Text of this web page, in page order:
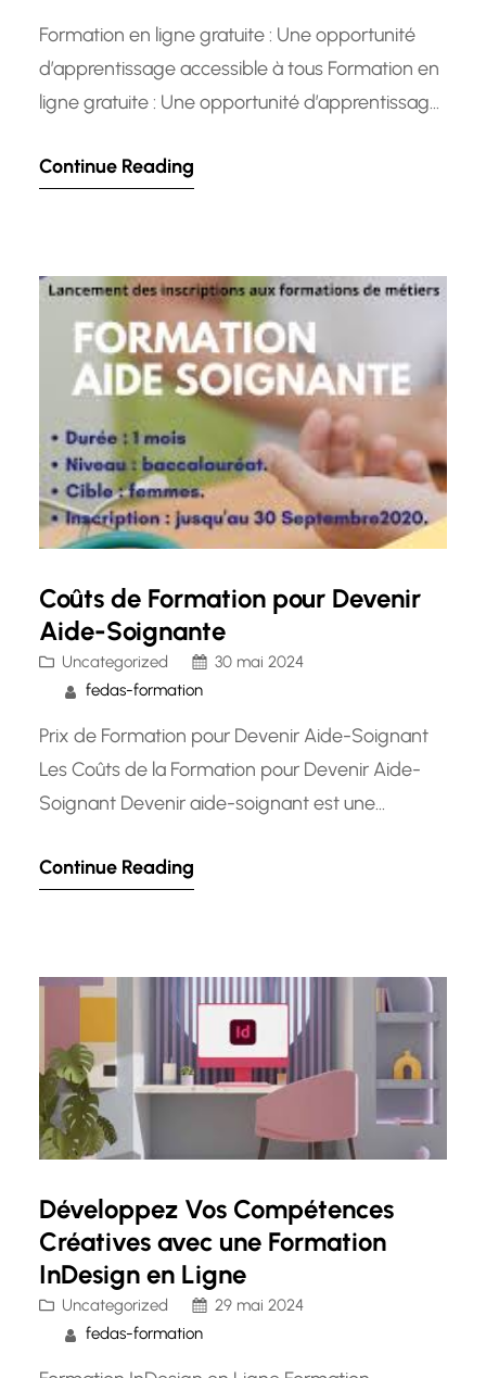
Formation en ligne gratuite : Une opportunité
d’apprentissage accessible à tous Formation en
ligne gratuite : Une opportunité d’apprentissage
l’éducation et à la formation est plus facile que
opportunité précieuse pour les apprenants de…
Continue Reading
Coûts de Formation pour Devenir
Aide-Soignante
Uncategorized
30 mai 2024
fedas-formation
Prix de Formation pour Devenir Aide-Soignant
Les Coûts de la Formation pour Devenir Aide-
Soignant Devenir aide-soignant est une
une formation adéquate pour acquérir les
important de prendre en compte les coûts
associés à cette…
Continue Reading
Développez Vos Compétences
Créatives avec une Formation
InDesign en Ligne
Uncategorized
29 mai 2024
fedas-formation